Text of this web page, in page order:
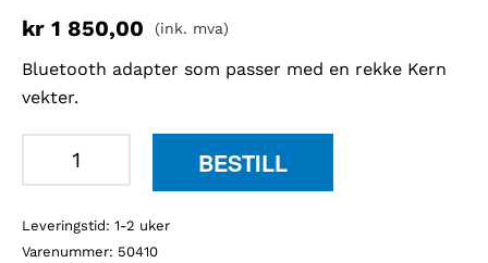
kr 1 850,00 (ink. mva)
Bluetooth adapter som passer med en rekke Kern
vekter.
Bluetooth
BESTILL
Leveringstid: 1-2 uker
Varenummer: 50410